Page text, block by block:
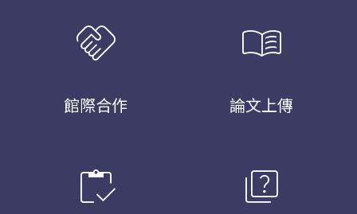
handshake
館際合作
menu_book
論文上傳
inventory quiz